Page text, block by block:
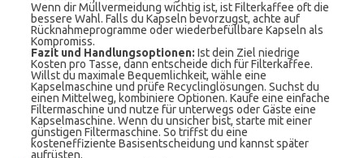
Wenn dir Müllvermeidung wichtig ist, ist Filterkaffee oft die
bessere Wahl. Falls du Kapseln bevorzugst, achte auf
Rücknahmeprogramme oder wiederbefüllbare Kapseln als
Kompromiss.
Fazit und Handlungsoptionen: Ist dein Ziel niedrige
Kosten pro Tasse, dann entscheide dich für Filterkaffee.
Willst du maximale Bequemlichkeit, wähle eine
Kapselmaschine und prüfe Recyclinglösungen. Suchst du
einen Mittelweg, kombiniere Optionen. Kaufe eine einfache
Filtermaschine und nutze für unterwegs oder Gäste eine
Kapselmaschine. Wenn du unsicher bist, starte mit einer
günstigen Filtermaschine. So triffst du eine
kosteneffiziente Basisentscheidung und kannst später
aufrüsten.